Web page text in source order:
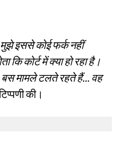
इससे कोई फर्क नहीं
कि कोर्ट में क्या हो रहा है।
बस मामले टलते रहते हैं... वह
की।